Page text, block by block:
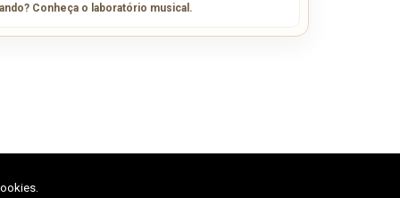
Conheça o laboratório musical.